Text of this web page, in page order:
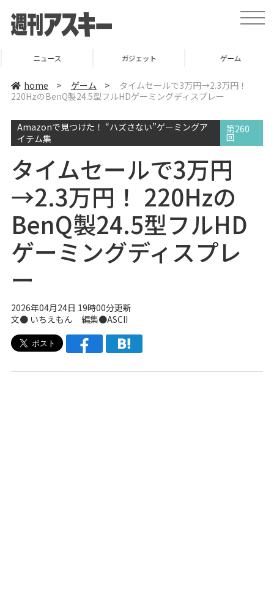
t
o
o
ニュース ガジェット ゲーム
home > ゲーム >
タイムセールで3万円→2.3万円！
220HzのBenQ製24.5型フルHDゲーミングディスプレー
Amazonで見つけた！ “ハズさない”ゲーミングア
イテム集
第260
回
タイムセールで3万円
→2.3万円！ 220Hzの
BenQ製24.5型フルHD
ゲーミングディスプレ
ー
2026年04月24日 19時00分更新
文● いちえもん 編集●ASCII